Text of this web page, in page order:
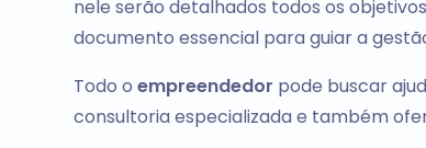
nele serão detalhados todos os
documento essencial para guiar a
Todo o empreendedor pode buscar
consultoria especializada e também